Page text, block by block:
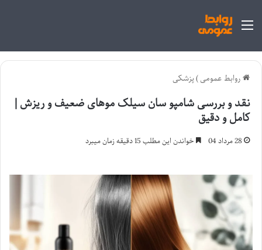
منو
روابط عمومی)پزشکی
نقد و بررسی شامپو سان سیلک موهای ضعیف و ریزش |
کامل و دقیق
28 مرداد 04 خواندن این مطلب 15 دقیقه زمان میبرد